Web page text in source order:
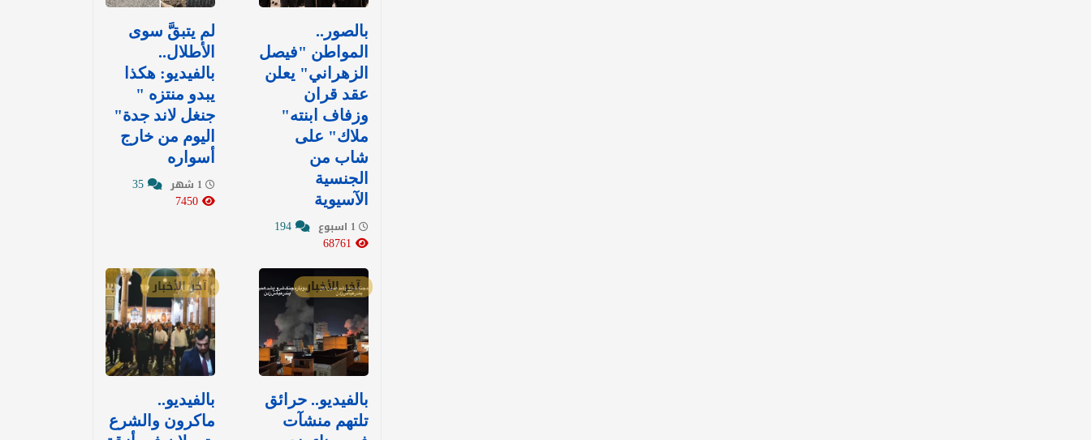
بالصور..
المواطن "فيصل
الزهراني" يعلن
عقد قران
وزفاف ابنته"
ملاك" على
شاب من
الجنسية
الآسيوية
لم يتبقَّ سوى
الأطلال..
بالفيديو: هكذا
يبدو منتزه "
جنغل لاند جدة"
اليوم من خارج
أسواره
آخر الأخبار
بالفيديو.. حرائق
تلتهم منشآت
آخر الأخبار
بالفيديو..
ماكرون والشرع